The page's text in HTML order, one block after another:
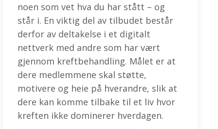
noen som vet hva du har stått – og
står i. En viktig del av tilbudet består
derfor av deltakelse i et digitalt
nettverk med andre som har vært
gjennom kreftbehandling. Målet er at
dere medlemmene skal støtte,
motivere og heie på hverandre, slik at
dere kan komme tilbake til et liv hvor
kreften ikke dominerer hverdagen.